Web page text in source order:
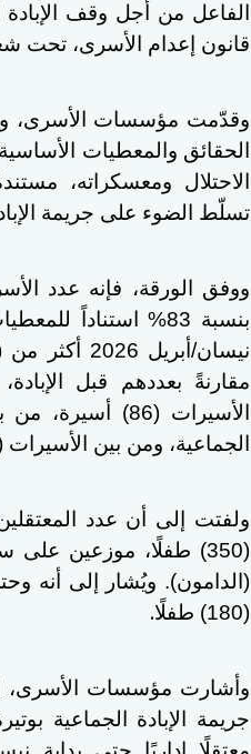
الفاعل من أجل وقف
قانون إعدام الأسرى، تحت
وقدّمت مؤسسات الأسرى،
الحقائق والمعطيات
الاحتلال ومعسكراته،
تسلّط الضوء على جريمة
ووفق الورقة، فإنه عدد
بنسبة 83% استناداً
الأسيرات (86)
الجماعية، ومن بين الأسيرات (25) أسيرة معتقلة
(350) طفلًا، موزعين
(180) طفلًا
.
وأشارت مؤسسات الأسرى،